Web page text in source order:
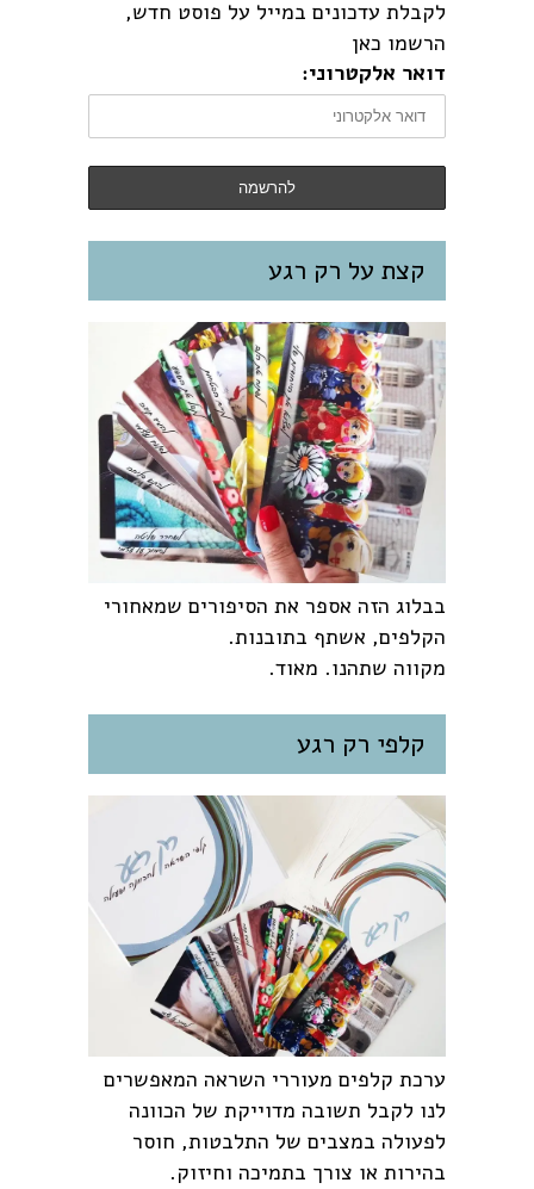
לקבלת עדכונים במייל על פוסט חדש,
הרשמו כאן
דואר אלקטרוני:
קצת על רק רגע
בבלוג הזה אספר את הסיפורים שמאחורי
הקלפים, אשתף בתובנות.
מקווה שתהנו. מאוד.
קלפי רק רגע
ערכת קלפים מעוררי השראה המאפשרים
לנו לקבל תשובה מדוייקת של הכוונה
לפעולה במצבים של התלבטות, חוסר
בהירות או צורך בתמיכה וחיזוק.